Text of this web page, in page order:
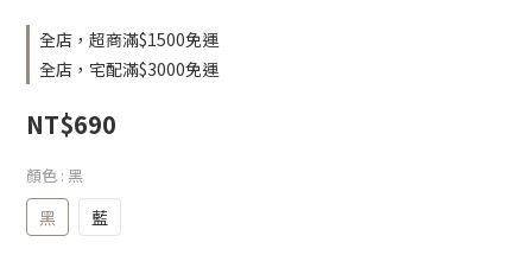
全店，超商滿$1500免運
全店，宅配滿$3000免運
NT$690
顏色 : 黑
黑 藍